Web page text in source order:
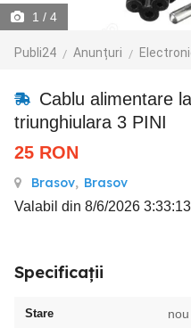
1 / 4
Publi24 Anunțuri
Cablu alimentare
triunghiulara 3 PINI
25 RON
Brasov, Brasov
Valabil din 8/6/2026
Specificații
Stare nou